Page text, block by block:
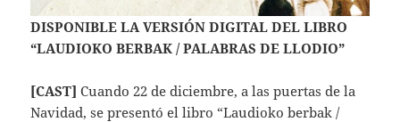
DISPONIBLE LA VERSIÓN DIGITAL DEL LIBRO
“LAUDIOKO BERBAK / PALABRAS DE LLODIO”
[CAST] Cuando 22 de diciembre, a las puertas de la
Navidad, se presentó el libro “Laudioko berbak /